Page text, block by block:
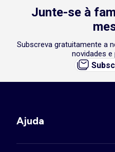
Junte-se à
Subscreva gratuitamente a
novidades e
Ajuda